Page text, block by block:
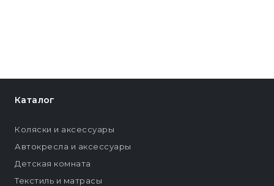
Каталог
Коляски и аксессуары
Автокресла и аксессуары
Детская комната
Текстиль и матрасы